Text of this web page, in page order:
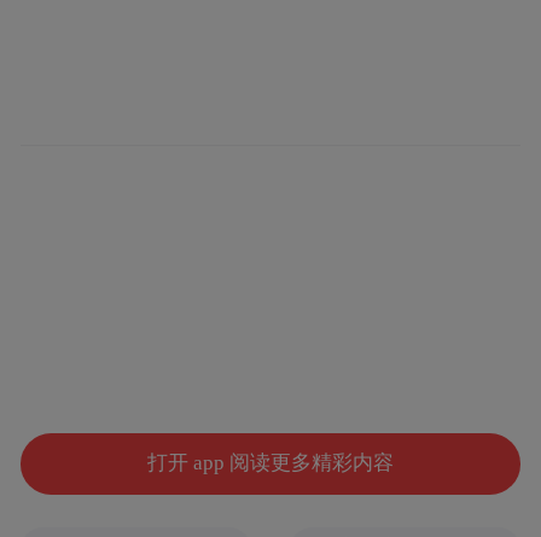
本次观摩会以宁波奥体中心项目为样板，集
中展示项目系统化安全管理体系、集成化智
打开 app 阅读更多精彩内容